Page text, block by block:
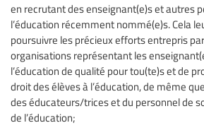
en recrutant des enseignant(e)s et autres
l’éducation récemment nommé(e)s. Cela
poursuivre les précieux efforts entrepris
organisations représentant les
l’éducation de qualité pour tou(te)s et de
droit des élèves à l’éducation, de même
des éducateurs/trices et du personnel de
de l’éducation;